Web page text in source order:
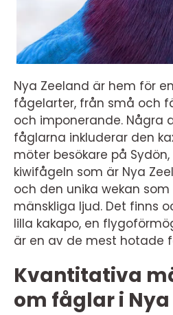
Nya Zeeland är hem för
fågelarter, från små och
och imponerande. Några
fåglarna inkluderar den
möter besökare på
kiwifågeln som är Nya
och den unika wekan
mänskliga ljud. Det finns
lilla kakapo, en
är en av de mest hotade
Kvantitativa
om fåglar i